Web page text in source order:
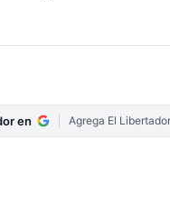
en Agrega El